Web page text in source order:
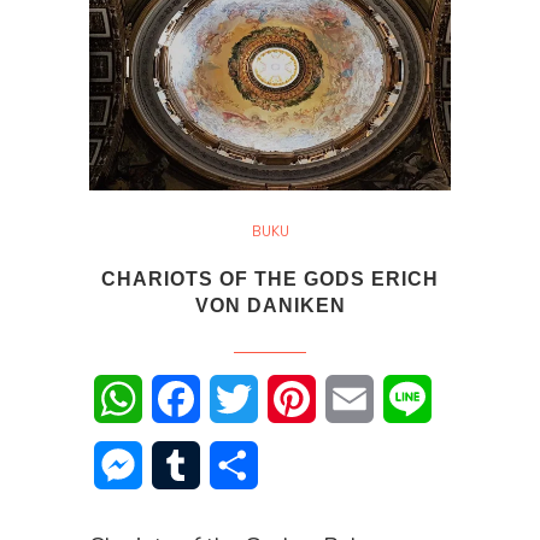
BUKU
CHARIOTS OF THE GODS ERICH
VON DANIKEN
WhatsAppFacebookTwitter PinterestEmail
Messenger
Tumblr